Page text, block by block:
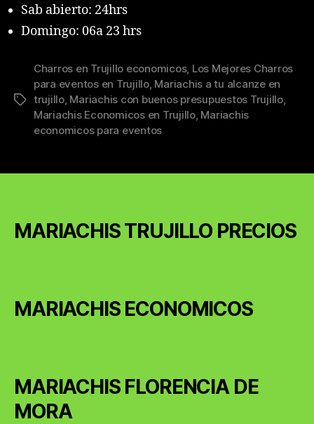
Sab abierto: 24hrs
Domingo: 06a 23 hrs
Tags
Charros en Trujillo economicos, Los Mejores Charros
para eventos en Trujillo, Mariachis a tu alcanze en
trujillo, Mariachis con buenos presupuestos Trujillo,
Mariachis Economicos en Trujillo, Mariachis
economicos para eventos
MARIACHIS TRUJILLO PRECIOS
MARIACHIS ECONOMICOS
MARIACHIS FLORENCIA DE
MORA